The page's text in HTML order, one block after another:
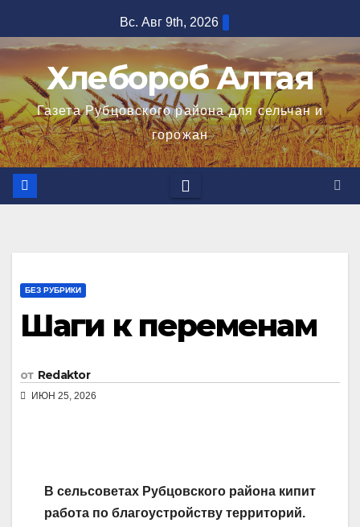
к
Вс. Авг 9th, 2026
Хлебороб Алтая
Газета Рубцовского района для сельчан и
горожан
БЕЗ РУБРИКИ
Шаги к переменам
от Redaktor
ИЮН 25, 2026
В сельсоветах Рубцовского района кипит
работа по благоустройству территорий.